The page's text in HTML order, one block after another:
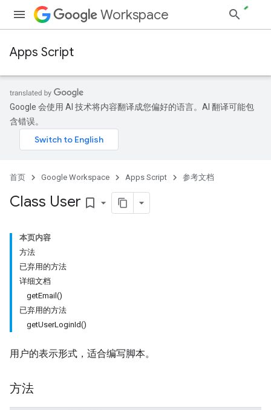
Workspace
Apps Script
Google 会使用 AI 技术将内容翻译成您偏好的语言。AI 翻译可能包
含错误。
首页 Google Workspace Apps Script 参考文档
Class User bookmark_border
本页内容
方法
已弃用的方法
详细文档
getEmail()
已弃用的方法
getUserLoginId()
用户的表示形式，适合编写脚本。
方法